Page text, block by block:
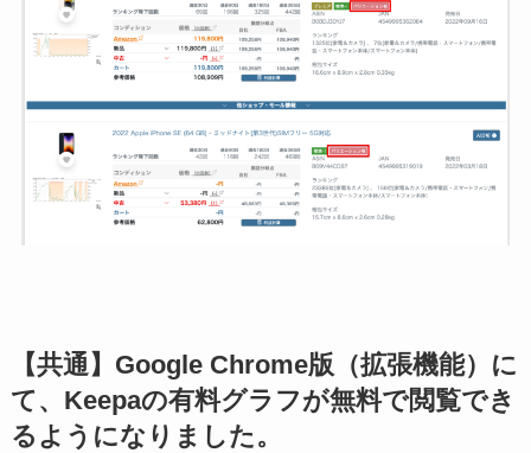
【共通】Google Chrome版（拡張機能）に
て、Keepaの有料グラフが無料で閲覧でき
るようになりました。